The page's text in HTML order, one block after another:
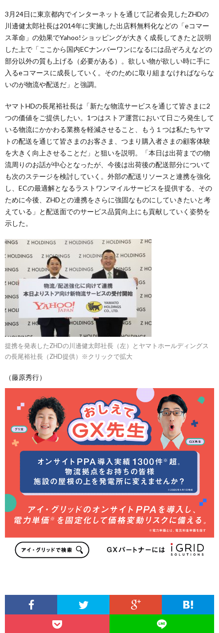
3月24日に東京都内でインターネットを通じて記者会見したZHDの
川邊健太郎社長は2014年に実施した出店料無料化などの「eコマー
ス革命」の効果でYahoo!ショッピングが大きく成長してきたと説明
した上で「ここから国内ECナンバーワンになるには品ぞろえなどの
部分以外の質も上げる（必要がある）。欲しい物が欲しい時に手に
入るeコマースに成長していく。そのために取り組まなければならな
いのが物流や配送だ」と強調。
ヤマトHDの長尾裕社長は「新たな物流サービスを通じて皆さまに2
つの価値をご提供したい。1つはストア運営において日ごろ発生して
いる物流にかかわる業務を軽減させること、もう１つは私たちヤマ
トの配送を通じて皆さまのお客さま、つまり購入者さまの顧客体験
を大きく向上させることだ」と狙いを説明。「本日は出荷までの物
流周りのお話が中心となったが、今後は出荷後の配送部分について
も次のステージを検討していく。外部の配送リソースと連携を強化
し、ECの最適解となるラストワンマイルサービスを提供する、その
ために今後、ZHDとの連携をさらに強固なものにしていきたいと考
えている」と配送面でのサービス品質向上にも貢献していく姿勢を
示した。
提携を発表したZHDの川邊健太郎社長（左）とヤマトホールディングス
の長尾裕社長（ZHD提供）※クリックで拡大
（藤原秀行）